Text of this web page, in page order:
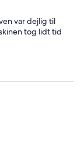
var dejlig til
tog lidt tid